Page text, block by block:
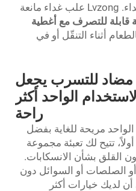
لتنظيف الأطباق بعد تناول الغداء. Lvzong علب غداء مانعة
قابلة للتصرف مع أغطية
أثناء التنقّل أو في
مضاد للتسرب يجعل
الواحد أكثر
راحة
مريحة للغاية بفضل
تتيح لك تعبئة مجموعة
القلق بشأن الانسكابات.
الصلصات أو السوائل دون
لديك خيارات أكثر